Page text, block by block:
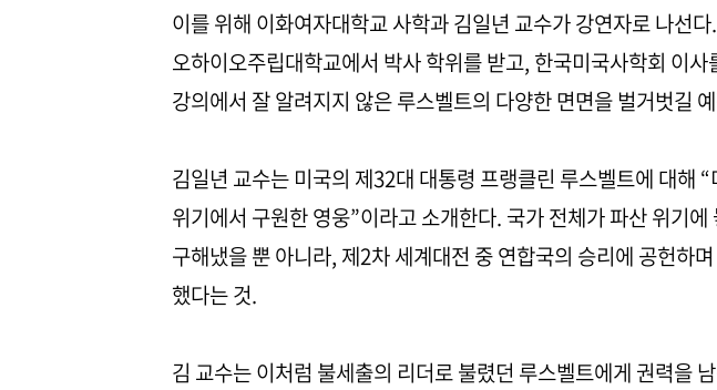
이를 위해 이화여자대학교 사학과 김일년 교수가 강연자로 나선
오하이오주립대학교에서 박사 학위를 받고, 한국미국사학회 이
강의에서 잘 알려지지 않은 루스벨트의 다양한 면면을 벌거벗길
김일년 교수는 미국의 제32대 대통령 프랭클린 루스벨트에 대해
위기에서 구원한 영웅”이라고 소개한다. 국가 전체가 파산 위기
구해냈을 뿐 아니라, 제2차 세계대전 중 연합국의 승리에 공헌하
했다는 것.
김 교수는 이처럼 불세출의 리더로 불렸던 루스벨트에게 권력을